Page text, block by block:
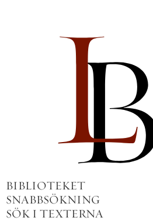
BIBLIOTEKET
SNABBSÖKNING
SÖK I TEXTERNA